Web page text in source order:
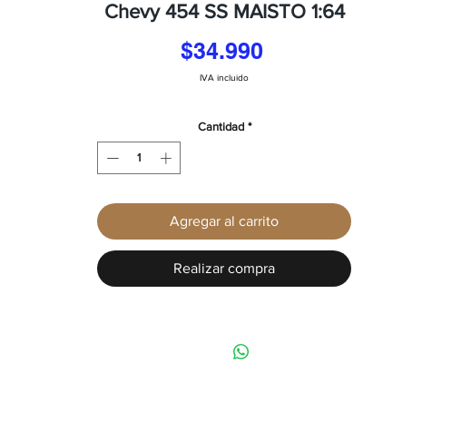
Chevy 454 SS MAISTO 1:64
$34.990
IVA incluido
Cantidad *
Agregar al carrito
Realizar compra